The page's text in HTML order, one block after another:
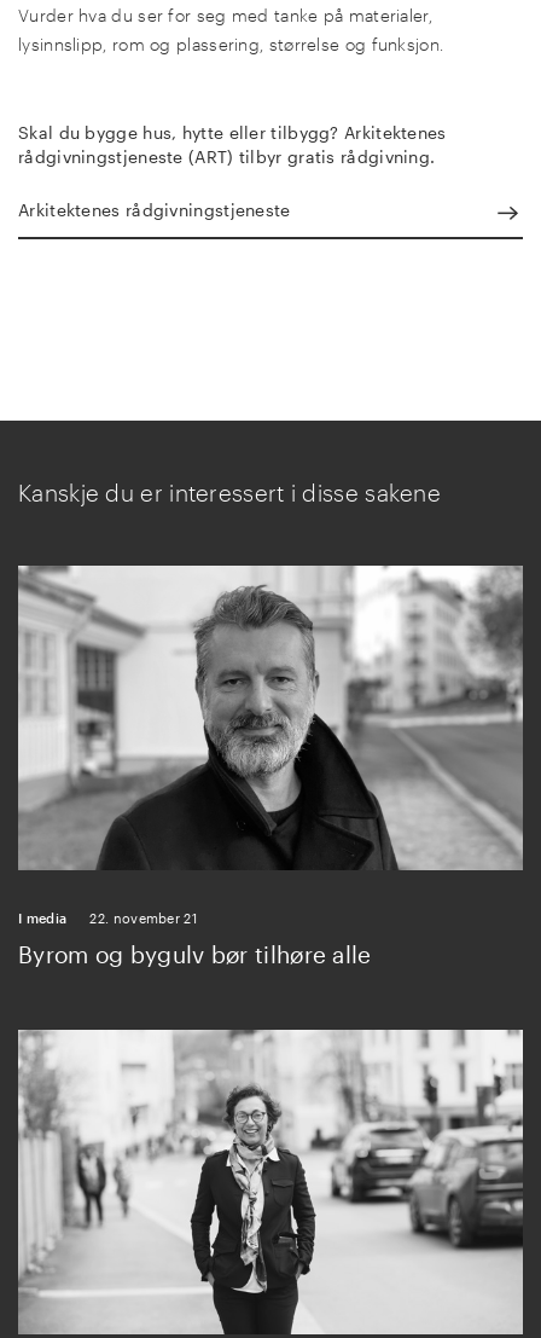
Vurder hva du ser for seg med tanke på materialer,
lysinnslipp, rom og plassering, størrelse og funksjon.
Skal du bygge hus, hytte eller tilbygg? Arkitektenes
rådgivningstjeneste (ART) tilbyr gratis rådgivning.
Arkitektenes rådgivningstjeneste
Kanskje du er interessert i disse sakene
I media 22. november 21
Byrom og bygulv bør tilhøre alle